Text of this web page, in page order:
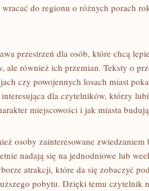
do regionu o różnych porach
przestrzeń dla osób, które chcą
ale również ich przemian. Teksty o
czy powojennych losach miast
dla czytelników, którzy
miejscowości i jak miasta
osoby zainteresowane zwiedzaniem
nadają się na jednodniowe lub
atrakcji, które da się zobaczyć
pobytu. Dzięki temu czytelnik